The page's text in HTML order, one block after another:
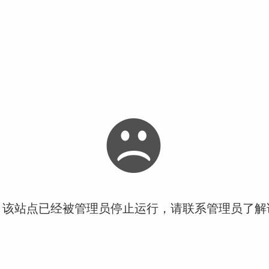
站点已经被管理员停止运行，请联系管理员了